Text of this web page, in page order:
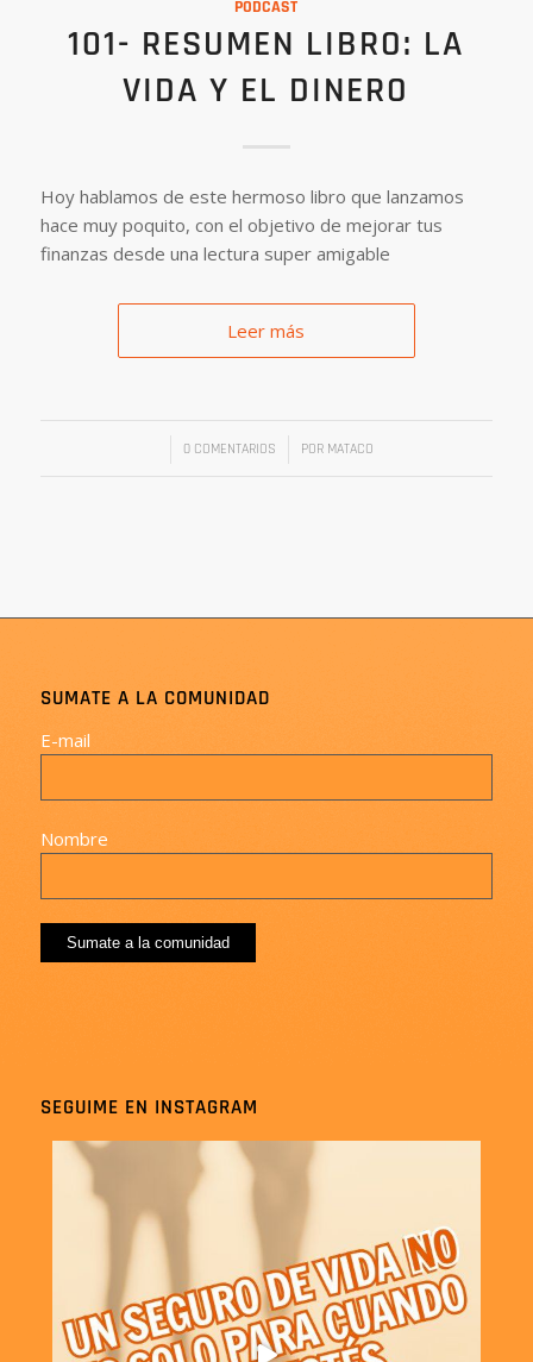
PODCAST
101- RESUMEN LIBRO: LA
VIDA Y EL DINERO
Hoy hablamos de este hermoso libro que lanzamos
hace muy poquito, con el objetivo de mejorar tus
finanzas desde una lectura super amigable
Leer más
0 COMENTARIOS
/ POR MATACO
SUMATE A LA COMUNIDAD
E-mail
Nombre
SEGUIME EN INSTAGRAM